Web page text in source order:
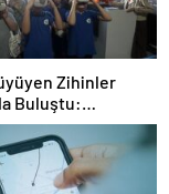
Zihinler
Buluştu:
Bilim Rüzgârı
Şafak